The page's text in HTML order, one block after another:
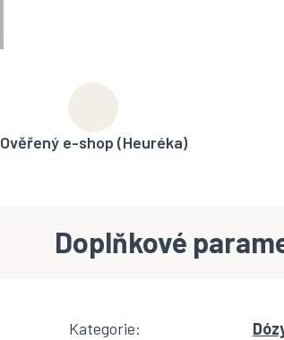
Ověřený e-shop (Heuréka)
Doplňkové
Kategorie: